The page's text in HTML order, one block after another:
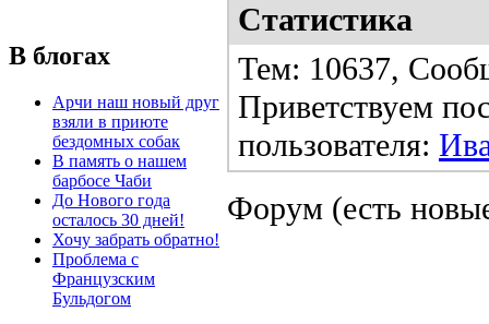
В блогах
Арчи наш новый друг
взяли в приюте
бездомных собак
В память о нашем
барбосе Чаби
До Нового года
осталось 30 дней!
Хочу забрать обратно!
Проблема с
Французским
Бульдогом
Статистика
Тем: 10637,
Приветствуем
пользователя:
Форум (есть